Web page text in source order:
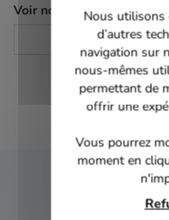
Voir nos autres pages :
Classique
Nous utilisons
d’autres
navigation sur
nous-mêmes
permettant de
offrir une
Vous pourrez
moment en